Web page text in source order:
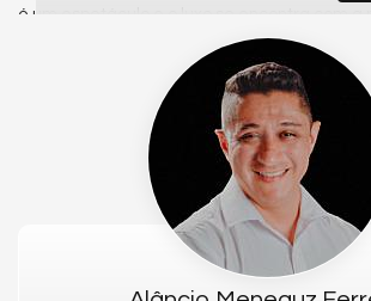
é um espetáculo e o luxo se encontra com a
busca termina aqui. Apresentamos uma
irrepetível no Reserva da Praia, o
mais completo e desejado de Guarapari, na
O Reserva da Praia é mais que um
alto padrão, desenhado para quem não abre
exclusividade, segurança e lazer
sua família desfrutarão de uma
conceito de viver bem:
Piscina de Borda Infinita Frente Mar: